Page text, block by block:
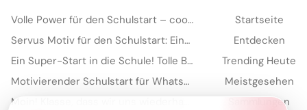
Volle Power für den Schulstart – coole Sprüche für TikTok!
Servus Motiv für den Schulstart: Eine lustige Eichhörnchen Grafik für WhatsApp
Ein Super-Start in die Schule! Tolle Bilder für Pinterest zum Teilen.
Motivierender Schulstart für WhatsApp: Energiegeladen ins neue Schuljahr!
Startseite
Entdecken
Trending Heute
Meistgesehen
Sammlungen